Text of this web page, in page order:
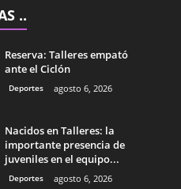
..
Reserva: Talleres empató
ante el Ciclón
Deportes agosto 6, 2026
Nacidos en Talleres: la
importante presencia de
juveniles en el equipo...
Deportes agosto 6, 2026